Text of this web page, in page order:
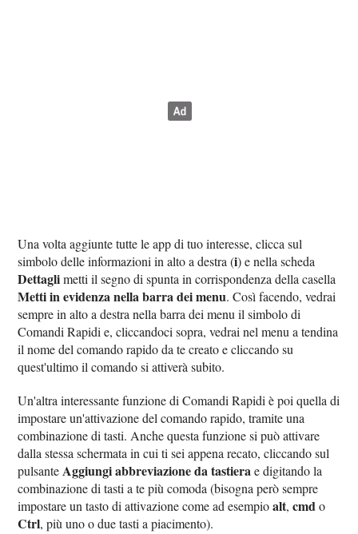
Una volta aggiunte tutte le app di tuo interesse, clicca sul
simbolo delle informazioni in alto a destra (i) e nella scheda
Dettaglimetti il segno di spunta in corrispondenza della casella
Metti in evidenza nella barra dei menu. Così facendo, vedrai
sempre in alto a destra nella barra dei menu il simbolo di
Comandi Rapidi e, cliccandoci sopra, vedrai nel menu a tendina
il nome del comando rapido da te creato e cliccando su
quest'ultimo il comando si attiverà subito.
Un'altra interessante funzione di Comandi Rapidi è poi quella di
impostare un'attivazione del comando rapido, tramite una
combinazione di tasti. Anche questa funzione si può attivare
dalla stessa schermata in cui ti sei appena recato, cliccando sul
pulsanteAggiungi abbreviazione da tastierae digitando la
combinazione di tasti a te più comoda (bisogna però sempre
impostare un tasto di attivazione come ad esempioalt,cmdo
Ctrl, più uno o due tasti a piacimento).